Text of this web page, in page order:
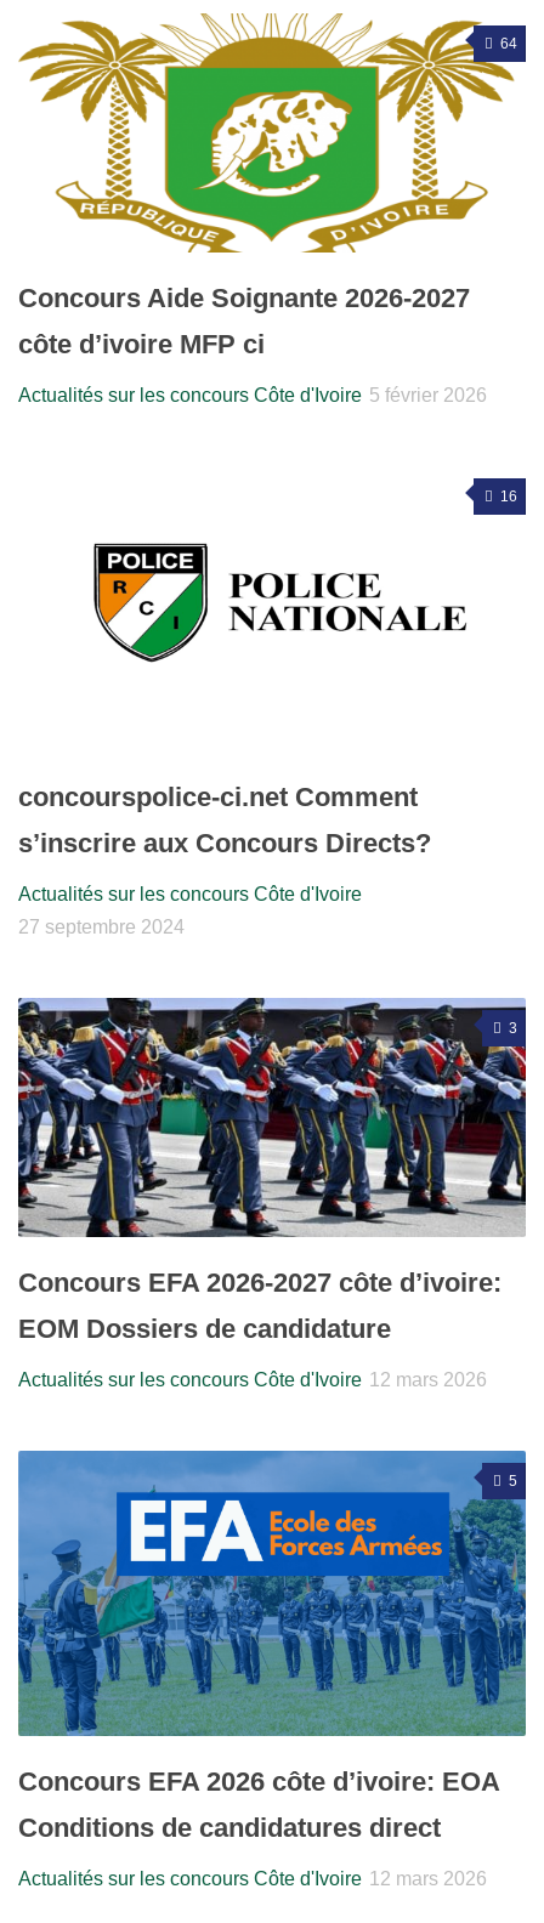
64
Concours Aide Soignante 2026-2027
côte d’ivoire MFP ci
Actualités sur les concours Côte d'Ivoire 5 février 2026
16
concourspolice-ci.net Comment
s’inscrire aux Concours Directs?
Actualités sur les concours Côte d'Ivoire
27 septembre 2024
3
Concours EFA 2026-2027 côte d’ivoire:
EOM Dossiers de candidature
Actualités sur les concours Côte d'Ivoire 12 mars 2026
5
Concours EFA 2026 côte d’ivoire: EOA
Conditions de candidatures direct
Actualités sur les concours Côte d'Ivoire 12 mars 2026